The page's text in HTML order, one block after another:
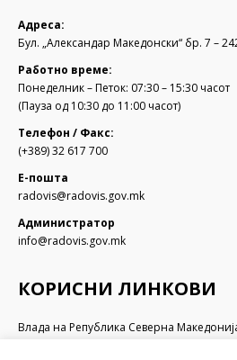
Адреса:
Бул. „Александар Македонски“ бр. 7 –
Работно време:
Понеделник – Петок: 07:30 – 15:30 часот
(Пауза од 10:30 до 11:00 часот)
Телефон / Факс:
(+389) 32 617 700
Е-пошта
radovis@radovis.gov.mk
Администратор
info@radovis.gov.mk
КОРИСНИ ЛИНКОВИ
Влада на Република Северна